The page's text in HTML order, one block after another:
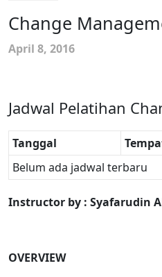
Change
April 8, 2016
Jadwal Pelatihan
Tanggal
Belum ada jadwal terbaru
Instructor by : Syafarudin
OVERVIEW